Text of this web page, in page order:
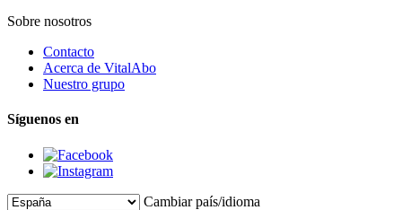
Sobre nosotros
Contacto
Acerca de VitalAbo
Nuestro grupo
Síguenos en
Cambiar país/idioma